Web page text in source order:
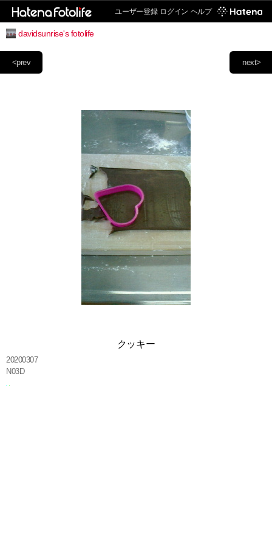
ユーザー登録 ログイン ヘルプ
davidsunrise's fotolife
next>
<prev
クッキー
20200307
N03D